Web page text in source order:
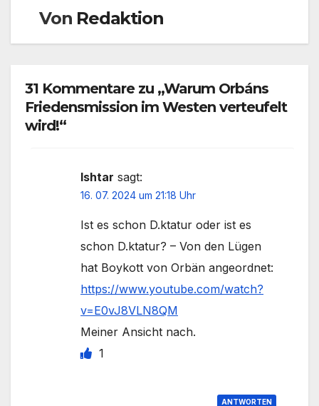
Von Redaktion
31 Kommentare zu „Warum Orbáns
Friedensmission im Westen verteufelt
wird!“
Ishtar sagt:
16. 07. 2024 um 21:18 Uhr
Ist es schon D.ktatur oder ist es
schon D.ktatur? – Von den Lügen
hat Boykott von Orbän angeordnet:
https://www.youtube.com/watch?
v=E0vJ8VLN8QM
Meiner Ansicht nach.
1
ANTWORTEN